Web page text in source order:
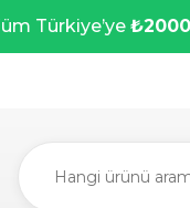
Türkiye’ye